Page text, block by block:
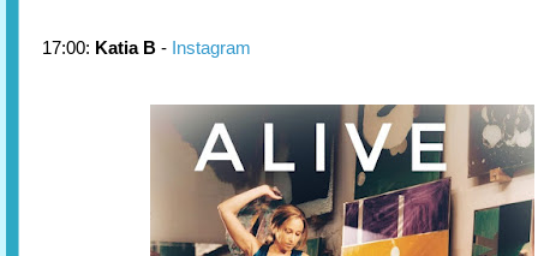
17:00: Katia B - Instagram